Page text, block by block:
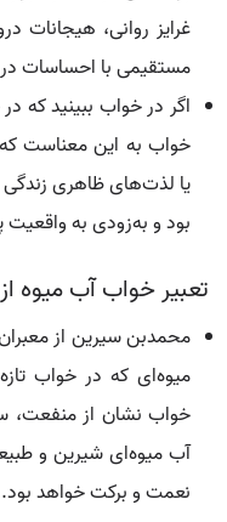
غرایز روانی، هیجانات
مستقیمی با احساسات
اگر در خواب ببینید که
خواب به این معناست
یا لذت‌های ظاهری زندگی
بود و به‌زودی به واقعیت
تعبیر خواب آب میوه
محمدبن سیرین از
میوه‌ای که در خواب
خواب نشان از منفعت،
آب میوه‌ای شیرین و
نعمت و برکت خواهد بود.